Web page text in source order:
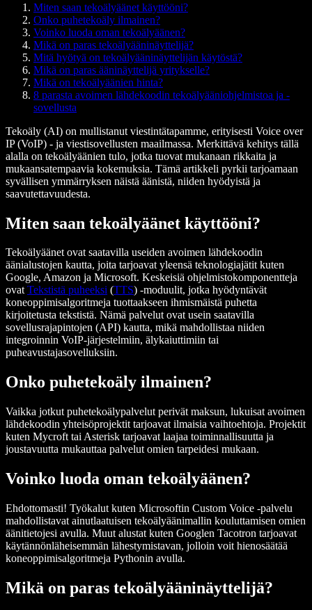
Miten saan tekoälyäänet käyttööni?
Onko puhetekoäly ilmainen?
Voinko luoda oman tekoälyäänen?
Mikä on paras tekoälyääninäyttelijä?
Mitä hyötyä on tekoälyääninäyttelijän käytöstä?
Mikä on paras ääninäyttelijä yritykselle?
Mikä on tekoälyäänien hinta?
8 parasta avoimen lähdekoodin tekoälyääniohjelmistoa ja -
sovellusta
Tekoäly (AI) on mullistanut viestintätapamme, erityisesti Voice over
IP (VoIP) - ja viestisovellusten maailmassa. Merkittävä kehitys tällä
alalla on tekoälyäänien tulo, jotka tuovat mukanaan rikkaita ja
mukaansatempaavia kokemuksia. Tämä artikkeli pyrkii tarjoamaan
syvällisen ymmärryksen näistä äänistä, niiden hyödyistä ja
saavutettavuudesta.
Miten saan tekoälyäänet käyttööni?
Tekoälyäänet ovat saatavilla useiden avoimen lähdekoodin
äänialustojen kautta, joita tarjoavat yleensä teknologiajätit kuten
Google, Amazon ja Microsoft. Keskeisiä ohjelmistokomponentteja
ovatTekstistä puheeksi (TTS) -moduulit, jotka hyödyntävät
koneoppimisalgoritmeja tuottaakseen ihmismäistä puhetta
kirjoitetusta tekstistä. Nämä palvelut ovat usein saatavilla
sovellusrajapintojen (API) kautta, mikä mahdollistaa niiden
integroinnin VoIP-järjestelmiin, älykaiuttimiin tai
puheavustajasovelluksiin.
Onko puhetekoäly ilmainen?
Vaikka jotkut puhetekoälypalvelut perivät maksun, lukuisat avoimen
lähdekoodin yhteisöprojektit tarjoavat ilmaisia vaihtoehtoja. Projektit
kuten Mycroft tai Asterisk tarjoavat laajaa toiminnallisuutta ja
joustavuutta mukauttaa palvelut omien tarpeidesi mukaan.
Voinko luoda oman tekoälyäänen?
Ehdottomasti! Työkalut kuten Microsoftin Custom Voice -palvelu
mahdollistavat ainutlaatuisen tekoälyäänimallin kouluttamisen omien
äänitietojesi avulla. Muut alustat kuten Googlen Tacotron tarjoavat
käytännönläheisemmän lähestymistavan, jolloin voit hienosäätää
koneoppimisalgoritmeja Pythonin avulla.
Mikä on paras tekoälyääninäyttelijä?